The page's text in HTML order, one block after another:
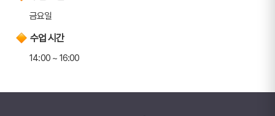
금요일
수업 시간
14:00 ~ 16:00